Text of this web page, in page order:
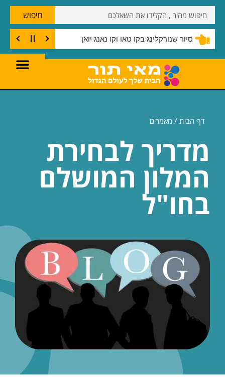
סיור שנורקלינג בקו טאו וקו נאנג יואן
חיפוש
דף הבית / מאמרים
מדריך לבחירת
המלון המושלם
בחו"ל